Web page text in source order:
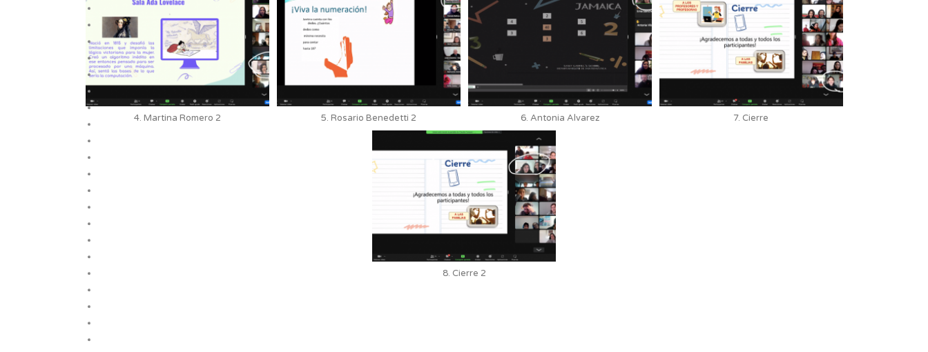
4. Martina Romero 2 5. Rosario Benedetti 2 6. Antonia Alvarez 7. Cierre
8. Cierre 2